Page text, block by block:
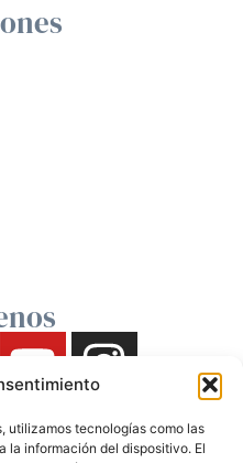
utilizamos tecnologías como las
la información del dispositivo. El